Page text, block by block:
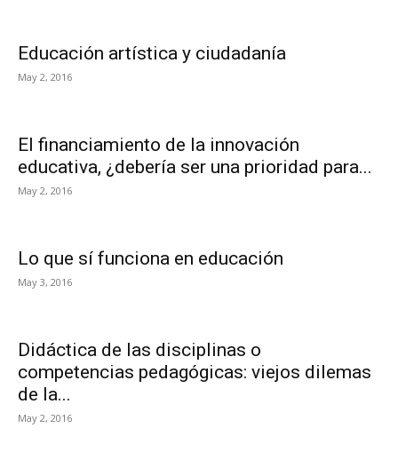
Educación artística y ciudadanía
May 2, 2016
El financiamiento de la innovación
educativa, ¿debería ser una prioridad para...
May 2, 2016
Lo que sí funciona en educación
May 3, 2016
Didáctica de las disciplinas o
competencias pedagógicas: viejos dilemas
de la...
May 2, 2016